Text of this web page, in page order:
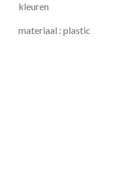
kleuren
materiaal : plastic